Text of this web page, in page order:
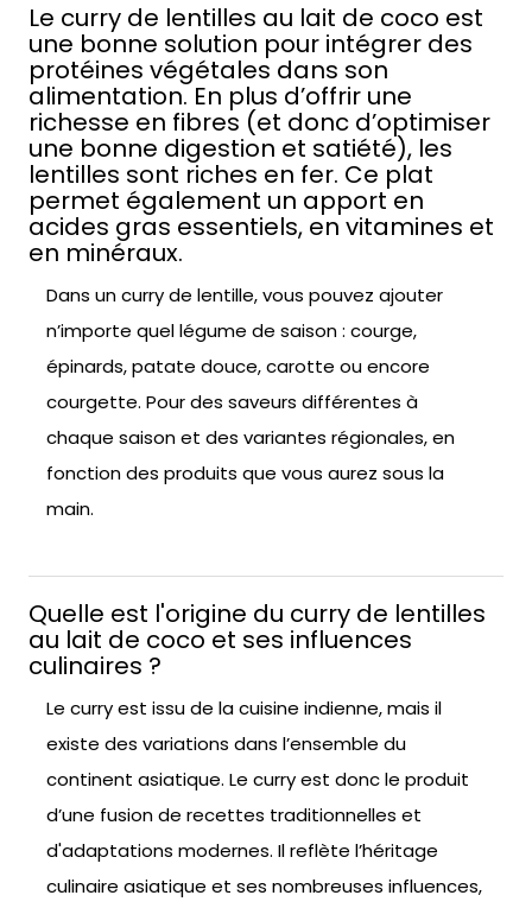
Le curry de lentilles au lait de coco est
une bonne solution pour intégrer des
protéines végétales dans son
alimentation. En plus d’offrir une
richesse en fibres (et donc d’optimiser
une bonne digestion et satiété), les
lentilles sont riches en fer. Ce plat
permet également un apport en
acides gras essentiels, en vitamines et
en minéraux.
Dans un curry de lentille, vous pouvez ajouter
n’importe quel légume de saison : courge,
épinards, patate douce, carotte ou encore
courgette. Pour des saveurs différentes à
chaque saison et des variantes régionales, en
fonction des produits que vous aurez sous la
main.
Quelle est l'origine du curry de lentilles
au lait de coco et ses influences
culinaires ?
Le curry est issu de la cuisine indienne, mais il
existe des variations dans l’ensemble du
continent asiatique. Le curry est donc le produit
d’une fusion de recettes traditionnelles et
d'adaptations modernes. Il reflète l’héritage
culinaire asiatique et ses nombreuses influences,